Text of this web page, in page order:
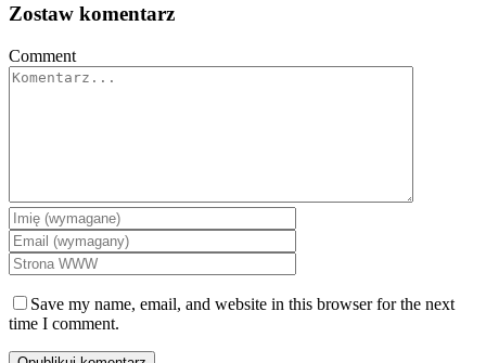
Zostaw komentarz
Comment
Save my name, email, and website in this browser for the next
time I comment.